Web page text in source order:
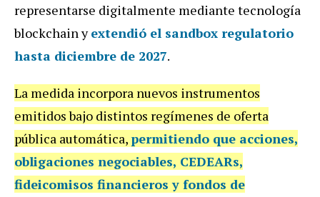
representarse digitalmente mediante tecnología
blockchain yextendió el sandbox regulatorio
hasta diciembre de 2027.
La medida incorpora nuevos instrumentos
emitidos bajo distintos regímenes de oferta
pública automática,permitiendo que acciones,
obligaciones negociables, CEDEARs,
fideicomisos financieros y fondos de